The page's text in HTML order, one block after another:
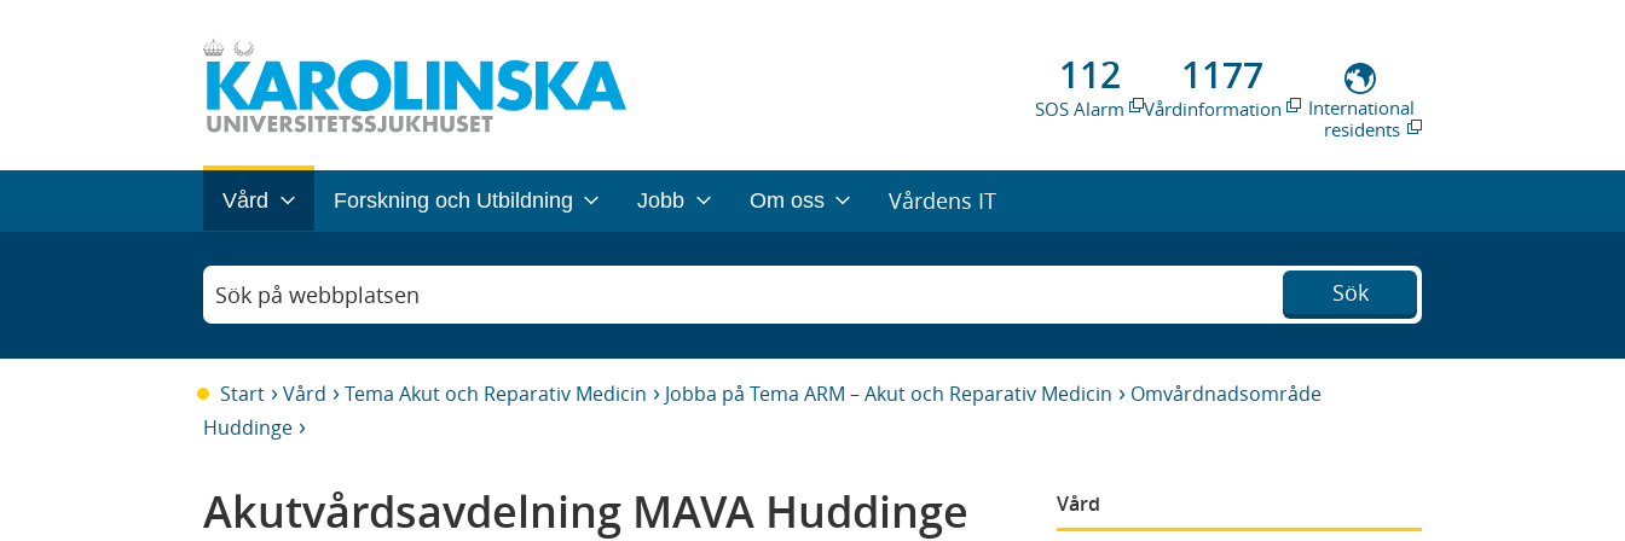
112
SOS Alarm
1177
Vårdinformation
International
residents
Vård Forskning och Utbildning Jobb Om oss Vårdens IT
Sök på webbplatsen Sök
Start Vård Tema Akut och Reparativ Medicin Jobba på Tema ARM – Akut och Reparativ Medicin
Omvårdnadsområde
Huddinge
Vård
Akutvårdsavdelning MAVA Huddinge